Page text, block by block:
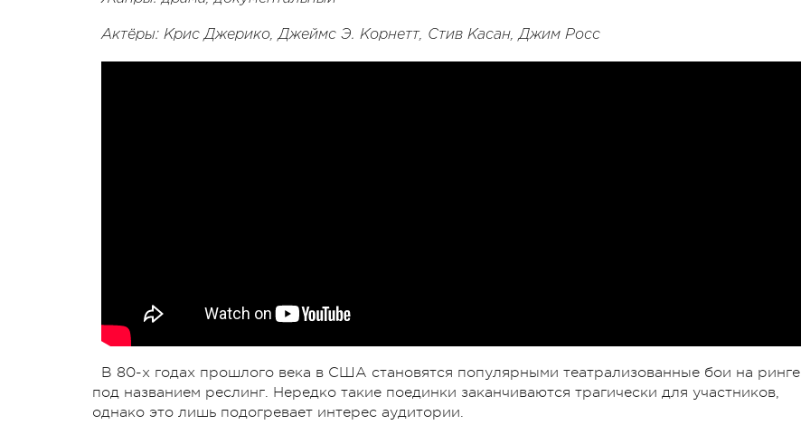
Актёры: Крис Джерико, Джеймс Э. Корнетт, Стив Касан, Джим Росс
В 80-х годах прошлого века в США становятся популярными театрализованные бои на ринге
под названием реслинг. Нередко такие поединки заканчиваются трагически для участников,
однако это лишь подогревает интерес аудитории.